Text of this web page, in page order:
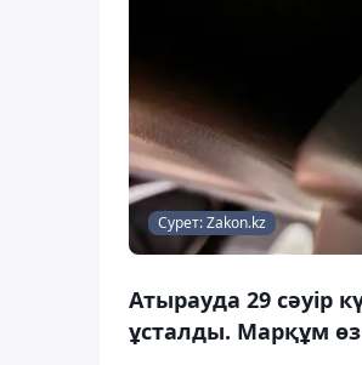
Сурет: Zakon.kz
Атырауда 29 сәуір
ұсталды. Марқұм